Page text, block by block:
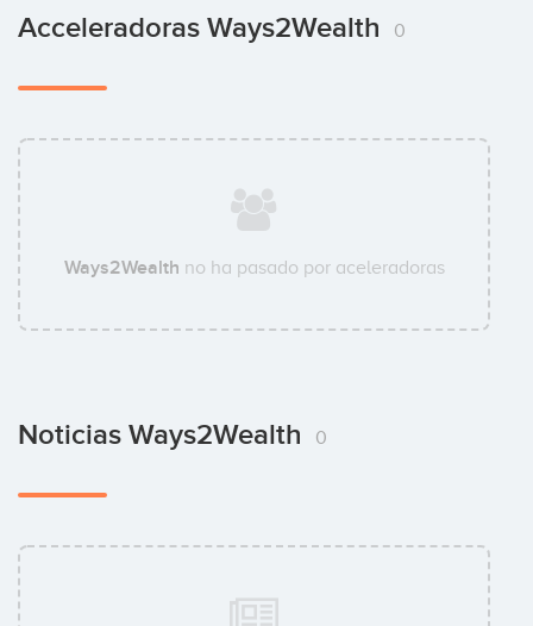
Acceleradoras Ways2Wealth 0
Ways2Wealth no ha pasado por aceleradoras
Noticias Ways2Wealth 0